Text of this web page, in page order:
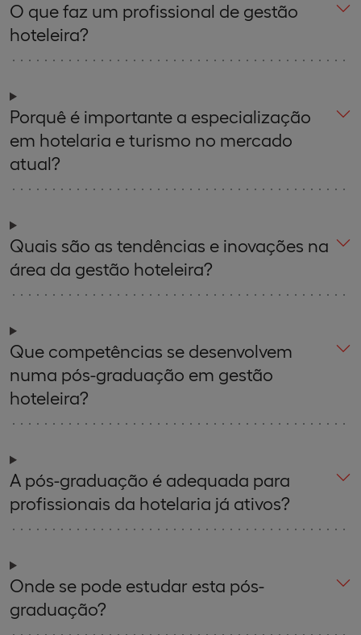
O que faz um profissional de gestão
hoteleira?
Porquê é importante a especialização
em hotelaria e turismo no mercado
atual?
Quais são as tendências e inovações na
área da gestão hoteleira?
Que competências se desenvolvem
numa pós-graduação em gestão
hoteleira?
A pós-graduação é adequada para
profissionais da hotelaria já ativos?
Onde se pode estudar esta pós-
graduação?